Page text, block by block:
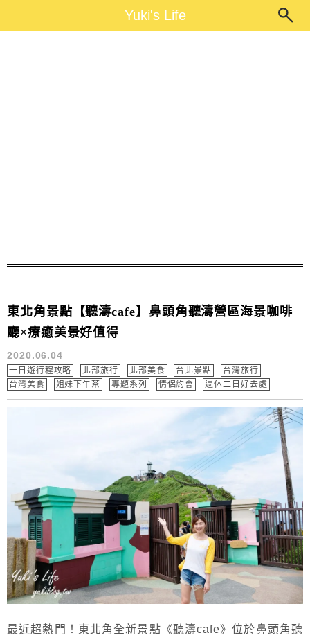
Yuki's LifeYuki's Life
東北角景點【聽濤cafe】鼻頭角聽濤營區海景咖啡
廳×療癒美景好值得
2020.06.04
一日遊行程攻略 北部旅行 北部美食 台北景點
台灣旅行
台灣美食
姐妹下午茶 專題系列 情侶約會 週休二日好去處
最近超熱門！東北角全新景點《聽濤cafe》位於鼻頭角聽